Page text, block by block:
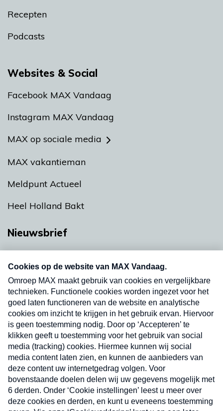
Recepten
Podcasts
Websites & Social
Facebook MAX Vandaag
Instagram MAX Vandaag
MAX op sociale media
MAX vakantieman
Meldpunt Actueel
Heel Holland Bakt
Nieuwsbrief
nieuwsbrief. Elke vrijdag- en dinsdagochtend in
uw mailbox.
Verzend
Nieuwsbrief